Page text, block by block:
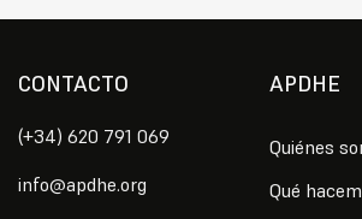
CONTACTO
(+34) 620 791 069
info@apdhe.org
APDHE
Quiénes
Qué